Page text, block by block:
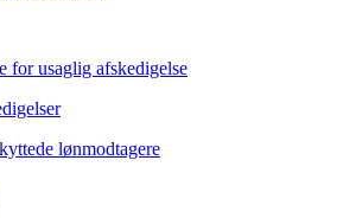
for usaglig afskedigelse
lønmodtagere